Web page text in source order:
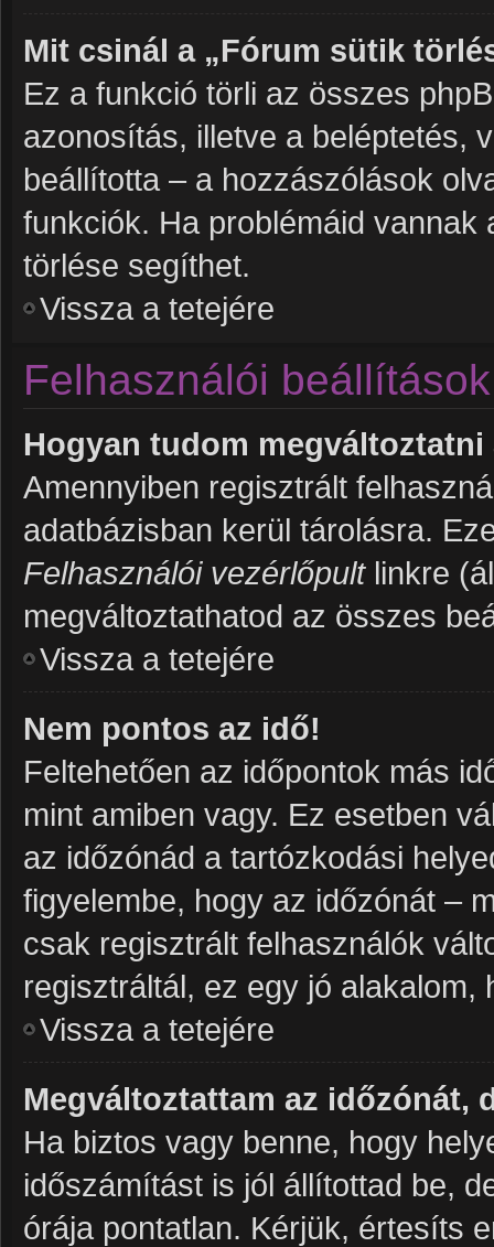
Mit csinál a „Fórum sütik
Ez a funkció törli az összes
azonosítás, illetve a beléptetés,
beállította – a hozzászólások
funkciók. Ha problémáid
törlése segíthet.
Vissza a tetejére
Felhasználói beállítások
Hogyan tudom
Amennyiben regisztrált
adatbázisban kerül tárolásra.
Felhasználói vezérlőpultlinkre
megváltoztathatod az összes
Vissza a tetejére
Nem pontos az idő!
Feltehetően az időpontok más
mint amiben vagy. Ez esetben
az időzónád a tartózkodási
figyelembe, hogy az időzónát –
csak regisztrált felhasználók
regisztráltál, ez egy jó alakalom,
Vissza a tetejére
Megváltoztattam az időzónát,
Ha biztos vagy benne, hogy
időszámítást is jól állítottad be,
órája pontatlan. Kérjük, értesíts